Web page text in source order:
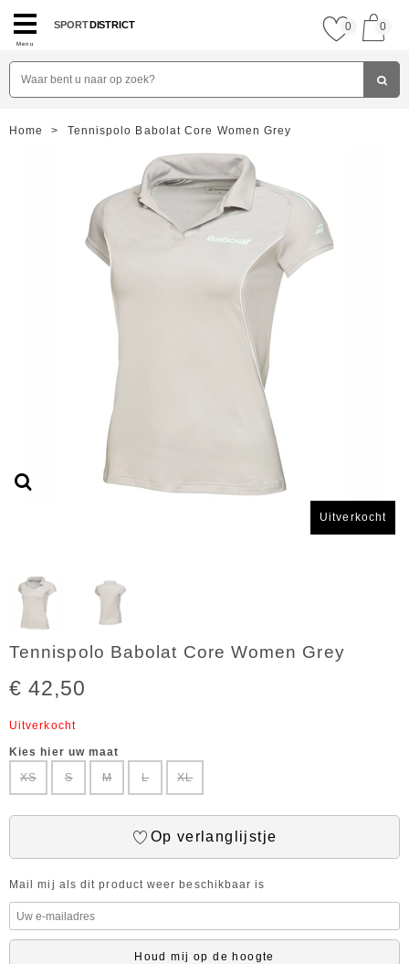
Menu
SPORTDISTRICT 0 0
Home > Tennispolo Babolat Core Women Grey
Uitverkocht
Tennispolo Babolat Core Women Grey
€ 42,50
Uitverkocht
Kies hier uw maat
XS
S M L XL
Op verlanglijstje
Mail mij als dit product weer beschikbaar is
Houd mij op de hoogte